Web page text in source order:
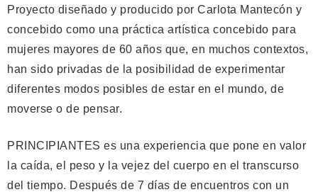
Proyecto diseñado y producido por Carlota Mantecón y
concebido como una práctica artística concebido para
mujeres mayores de 60 años que, en muchos contextos,
han sido privadas de la posibilidad de experimentar
diferentes modos posibles de estar en el mundo, de
moverse o de pensar.
PRINCIPIANTES es una experiencia que pone en valor
la caída, el peso y la vejez del cuerpo en el transcurso
del tiempo. Después de 7 días de encuentros con un